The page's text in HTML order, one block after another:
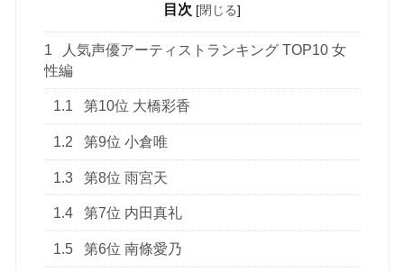
目次 [閉じる]
1
人気声優アーティストランキング TOP10 女
性編
1.1 第10位 大橋彩香
1.2 第9位 小倉唯
1.3 第8位 雨宮天
1.4 第7位 内田真礼
1.5 第6位 南條愛乃